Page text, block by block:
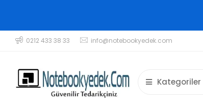
0212 433 38 33 info@notebookyedek.com
Kategoriler